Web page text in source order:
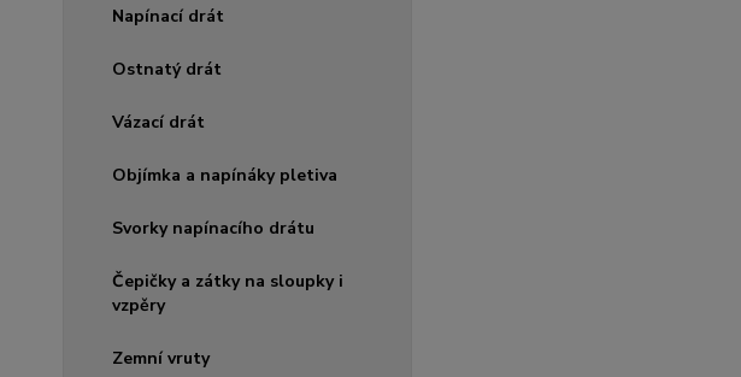
Napínací drát
Ostnatý drát
Vázací drát
Objímka a napínáky pletiva
Svorky napínacího drátu
Čepičky a zátky na sloupky i
vzpěry
Zemní vruty